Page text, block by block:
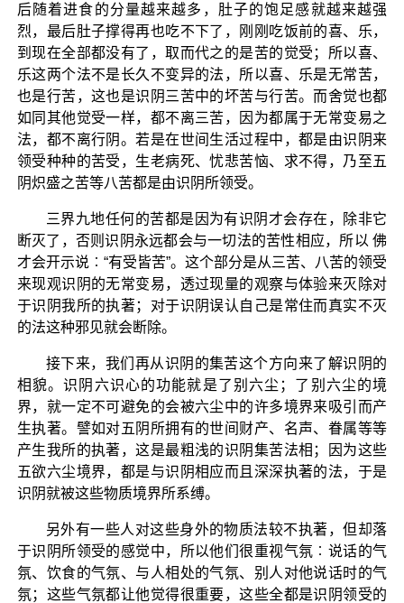
后随着进食的分量越来越多，肚子的饱足感就越来越强
烈，最后肚子撑得再也吃不下了，刚刚吃饭前的喜、乐，
到现在全部都没有了，取而代之的是苦的觉受；所以喜、
乐这两个法不是长久不变异的法，所以喜、乐是无常苦，
也是行苦，这也是识阴三苦中的坏苦与行苦。而舍觉也都
如同其他觉受一样，都不离三苦，因为都属于无常变易之
法，都不离行阴。若是在世间生活过程中，都是由识阴来
领受种种的苦受，生老病死、忧悲苦恼、求不得，乃至五
阴炽盛之苦等八苦都是由识阴所领受。
三界九地任何的苦都是因为有识阴才会存在，除非它
断灭了，否则识阴永远都会与一切法的苦性相应，所以 佛
才会开示说︰“有受皆苦”。这个部分是从三苦、八苦的领受
来现观识阴的无常变易，透过现量的观察与体验来灭除对
于识阴我所的执著；对于识阴误认自己是常住而真实不灭
的法这种邪见就会断除。
接下来，我们再从识阴的集苦这个方向来了解识阴的
相貌。识阴六识心的功能就是了别六尘；了别六尘的境
界，就一定不可避免的会被六尘中的许多境界来吸引而产
生执著。譬如对五阴所拥有的世间财产、名声、眷属等等
产生我所的执著，这是最粗浅的识阴集苦法相；因为这些
五欲六尘境界，都是与识阴相应而且深深执著的法，于是
识阴就被这些物质境界所系缚。
另外有一些人对这些身外的物质法较不执著，但却落
于识阴所领受的感觉中，所以他们很重视气氛︰说话的气
氛、饮食的气氛、与人相处的气氛、别人对他说话时的气
氛；这些气氛都让他觉得很重要，这些全都是识阴领受的